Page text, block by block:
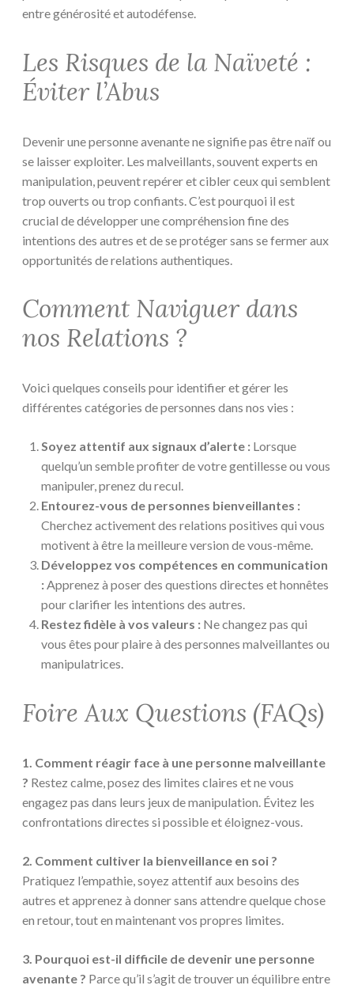
entre générosité et autodéfense.
Les Risques de la Naïveté :
Éviter l’Abus
Devenir une personne avenante ne signifie pas être naïf ou
se laisser exploiter. Les malveillants, souvent experts en
manipulation, peuvent repérer et cibler ceux qui semblent
trop ouverts ou trop confiants. C’est pourquoi il est
crucial de développer une compréhension fine des
intentions des autres et de se protéger sans se fermer aux
opportunités de relations authentiques.
Comment Naviguer dans
nos Relations ?
Voici quelques conseils pour identifier et gérer les
différentes catégories de personnes dans nos vies :
Soyez attentif aux signaux d’alerte : Lorsque
quelqu’un semble profiter de votre gentillesse ou vous
manipuler, prenez du recul.
Entourez-vous de personnes bienveillantes :
Cherchez activement des relations positives qui vous
motivent à être la meilleure version de vous-même.
Développez vos compétences en communication
:Apprenez à poser des questions directes et honnêtes
pour clarifier les intentions des autres.
Restez fidèle à vos valeurs : Ne changez pas qui
vous êtes pour plaire à des personnes malveillantes ou
manipulatrices.
Foire Aux Questions (FAQs)
1. Comment réagir face à une personne malveillante
? Restez calme, posez des limites claires et ne vous
engagez pas dans leurs jeux de manipulation. Évitez les
confrontations directes si possible et éloignez-vous.
2. Comment cultiver la bienveillance en soi ?
Pratiquez l’empathie, soyez attentif aux besoins des
autres et apprenez à donner sans attendre quelque chose
en retour, tout en maintenant vos propres limites.
3. Pourquoi est-il difficile de devenir une personne
avenante ? Parce qu’il s’agit de trouver un équilibre entre